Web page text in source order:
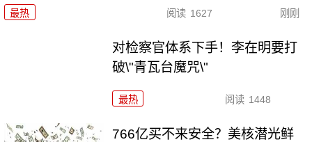
最热 阅读 1627 刚刚
对检察官体系下手！李在明要打
破\"青瓦台魔咒\"
最热 阅读 1448
766亿买不来安全？美核潜光鲜